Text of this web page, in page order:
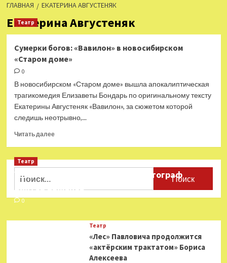
ГЛАВНАЯ ЕКАТЕРИНА АВГУСТЕНЯК
Екатерина Августеняк
Театр
Сумерки богов: «Вавилон» в новосибирском
«Старом доме»
0
В новосибирском «Старом доме» вышла апокалиптическая
трагикомедия Елизаветы Бондарь по оригинальному тексту
Екатерины Августеняк «Вавилон», за сюжетом которой
следишь неотрывно,...
Читать далееПрочитать
Сумерки
в
новосибирском
доме»
Найти:
Театр
Ушёл из жизни театральный фотограф
Виктор Баженов
0
Театр
«Лес» Павловича продолжится
«актёрским трактатом» Бориса
Алексеева